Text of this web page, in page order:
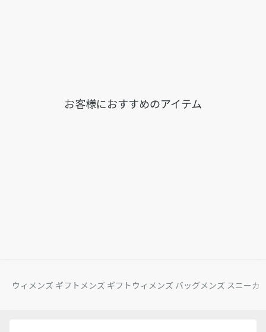
お客様におすすめのアイテム
ウィメンズ ギフト メンズ ギフト ウィメンズ バッグメンズ スニーカ